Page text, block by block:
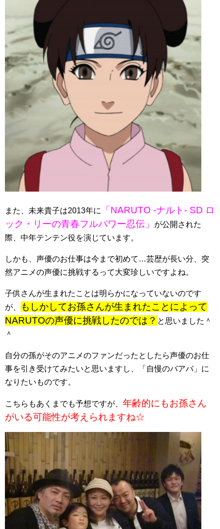
また、未来貴子は2013年に
「NARUTO -ナルト- SD ロ
ック・リーの青春フルパワー忍伝」
が公開された
際、中年テンテン役を演じています。
しかも、声優のお仕事は今まで初めて…芸歴が長い分、突
然アニメの声優に挑戦するって大変珍しいですよね。
子供さんが生まれたことは明らかになっていないのです
が、
もしかしてお孫さんが生まれたことによって
NARUTOの声優に挑戦したのでは？ と思いました＾
＾
自分の孫がそのアニメのファンだったとしたら声優のお仕
事を引き受けてみたいと思いますし、「自慢のバアバ」に
なりたいものです。
こちらもあくまでも予想ですが、 年齢的にもお孫さん
がいる可能性が考えられますね☆